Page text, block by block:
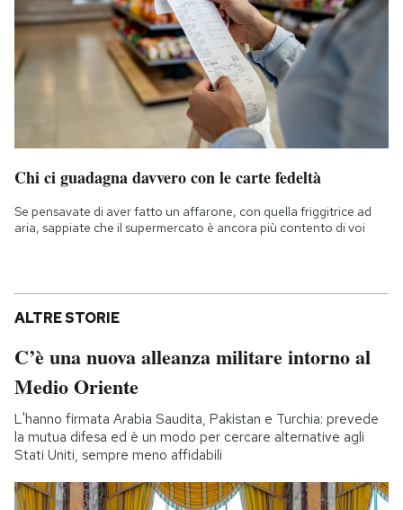
Chi ci guadagna davvero con le carte fedeltà
Se pensavate di aver fatto un affarone, con quella friggitrice ad
aria, sappiate che il supermercato è ancora più contento di voi
ALTRE STORIE
C’è una nuova alleanza militare intorno al
Medio Oriente
L'hanno firmata Arabia Saudita, Pakistan e Turchia: prevede
la mutua difesa ed è un modo per cercare alternative agli
Stati Uniti, sempre meno affidabili